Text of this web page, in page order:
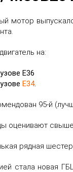
мотор
на:
Е36
Е34.
95-й
оценивают
рядная
стала новая